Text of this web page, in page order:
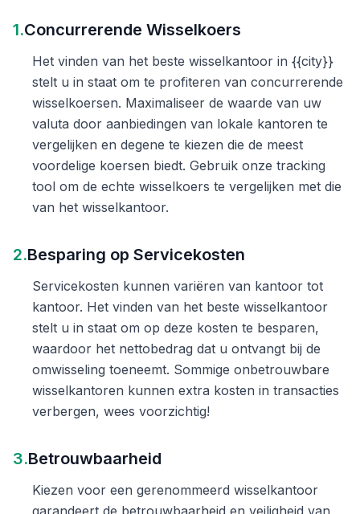
1.Concurrerende Wisselkoers
Het vinden van het beste wisselkantoor in {{city}}
stelt u in staat om te profiteren van concurrerende
wisselkoersen. Maximaliseer de waarde van uw
valuta door aanbiedingen van lokale kantoren te
vergelijken en degene te kiezen die de meest
voordelige koersen biedt. Gebruik onze tracking
tool om de echte wisselkoers te vergelijken met die
van het wisselkantoor.
2.Besparing op Servicekosten
Servicekosten kunnen variëren van kantoor tot
kantoor. Het vinden van het beste wisselkantoor
stelt u in staat om op deze kosten te besparen,
waardoor het nettobedrag dat u ontvangt bij de
omwisseling toeneemt. Sommige onbetrouwbare
wisselkantoren kunnen extra kosten in transacties
verbergen, wees voorzichtig!
3.Betrouwbaarheid
Kiezen voor een gerenommeerd wisselkantoor
garandeert de betrouwbaarheid en veiligheid van